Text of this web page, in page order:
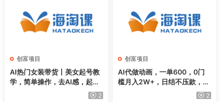
创富项目
AI热门女装带货丨美女起号教
学，简单操作，去AI感，起号
2
创富项目
AI代做动画，一单600，0门
槛月入2W+，日结不压款，长
2